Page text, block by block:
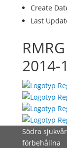
Create
Last
2014-
Södra
förbehållna